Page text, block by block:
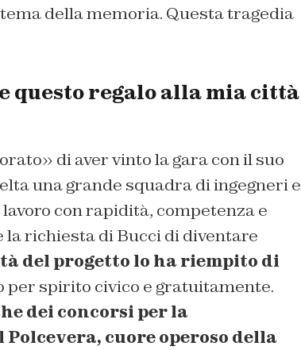
della memoria. Questa tragedia
questo regalo alla mia città
di aver vinto la gara con il suo
una grande squadra di ingegneri e
con rapidità, competenza e
la richiesta di Bucci di diventare
del progetto lo ha riempito di
per spirito civico e gratuitamente.
dei concorsi per la
cuore operoso della